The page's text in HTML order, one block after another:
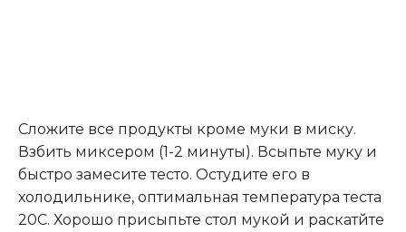
Сложите все продукты кроме муки в миску.
Взбить миксером (1-2 минуты). Всыпьте муку и
быстро замесите тесто. Остудите его в
холодильнике, оптимальная температура теста
20С. Хорошо присыпьте стол мукой и раскатйте